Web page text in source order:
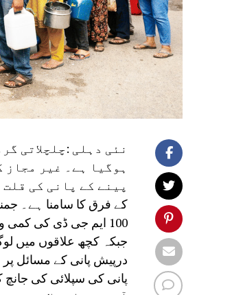
نئی دہلی :چلچلاتی
ہوگیا ہے۔ غیر مجاز
100 ایم جی ڈی کی
جبکہ کچھ علاقوں میں
درپیش پانی کے مسائل
پانی کی سپلائی کی